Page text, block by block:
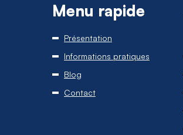
Menu rapide
Présentation
Informations pratiques
Blog
Contact